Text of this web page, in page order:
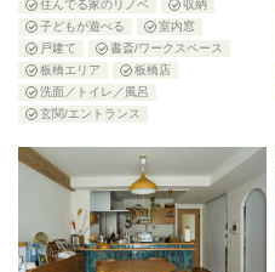
住んでる家のリノベ
収納
子どもが遊べる
室内窓
戸建て
書斎/ワークスペース
板橋エリア
板橋店
洗面／トイレ／風呂
玄関/エントランス